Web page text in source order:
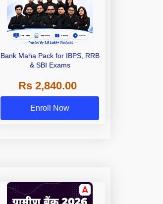
Bank Maha Pack for IBPS, RRB
& SBI Exams
Rs 2,840.00
Enroll Now